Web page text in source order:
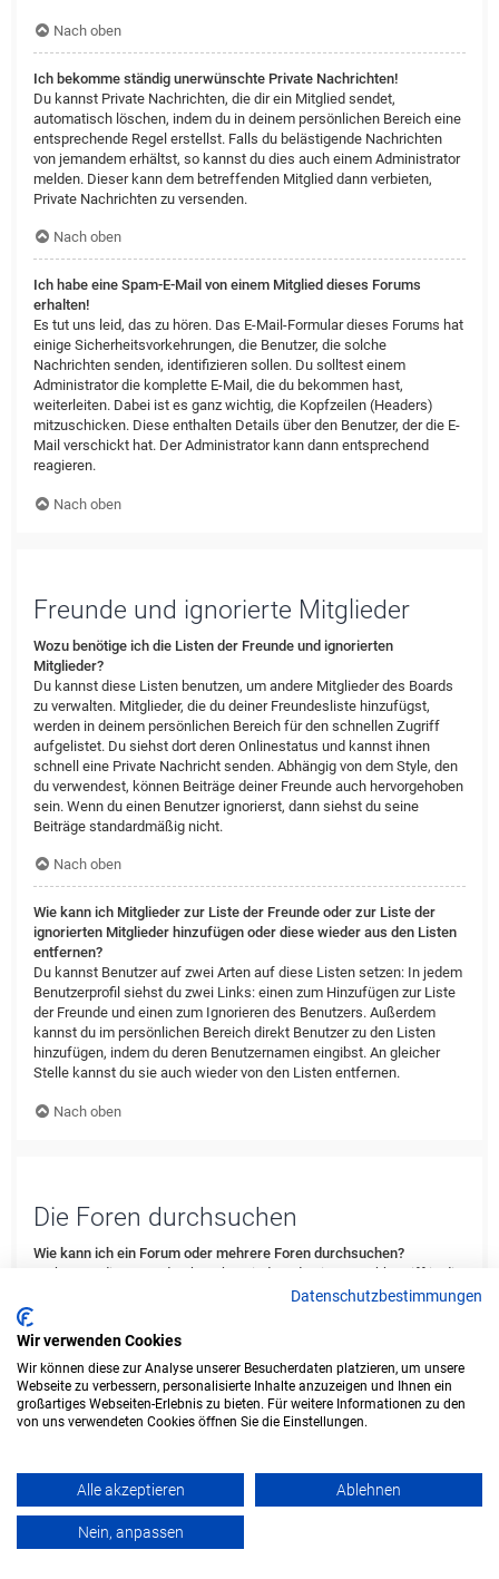
Nach oben
Ich bekomme ständig unerwünschte Private Nachrichten!
Du kannst Private Nachrichten, die dir ein Mitglied sendet,
automatisch löschen, indem du in deinem persönlichen Bereich eine
entsprechende Regel erstellst. Falls du belästigende Nachrichten
von jemandem erhältst, so kannst du dies auch einem Administrator
melden. Dieser kann dem betreffenden Mitglied dann verbieten,
Private Nachrichten zu versenden.
Nach oben
Ich habe eine Spam-E-Mail von einem Mitglied dieses Forums
erhalten!
Es tut uns leid, das zu hören. Das E-Mail-Formular dieses Forums hat
einige Sicherheitsvorkehrungen, die Benutzer, die solche
Nachrichten senden, identifizieren sollen. Du solltest einem
Administrator die komplette E-Mail, die du bekommen hast,
weiterleiten. Dabei ist es ganz wichtig, die Kopfzeilen (Headers)
mitzuschicken. Diese enthalten Details über den Benutzer, der die E-
Mail verschickt hat. Der Administrator kann dann entsprechend
reagieren.
Nach oben
Freunde und ignorierte Mitglieder
Wozu benötige ich die Listen der Freunde und ignorierten
Mitglieder?
Du kannst diese Listen benutzen, um andere Mitglieder des Boards
zu verwalten. Mitglieder, die du deiner Freundesliste hinzufügst,
werden in deinem persönlichen Bereich für den schnellen Zugriff
aufgelistet. Du siehst dort deren Onlinestatus und kannst ihnen
schnell eine Private Nachricht senden. Abhängig von dem Style, den
du verwendest, können Beiträge deiner Freunde auch hervorgehoben
sein. Wenn du einen Benutzer ignorierst, dann siehst du seine
Beiträge standardmäßig nicht.
Nach oben
Wie kann ich Mitglieder zur Liste der Freunde oder zur Liste der
ignorierten Mitglieder hinzufügen oder diese wieder aus den Listen
entfernen?
Du kannst Benutzer auf zwei Arten auf diese Listen setzen: In jedem
Benutzerprofil siehst du zwei Links: einen zum Hinzufügen zur Liste
der Freunde und einen zum Ignorieren des Benutzers. Außerdem
kannst du im persönlichen Bereich direkt Benutzer zu den Listen
hinzufügen, indem du deren Benutzernamen eingibst. An gleicher
Stelle kannst du sie auch wieder von den Listen entfernen.
Nach oben
Die Foren durchsuchen
Wie kann ich ein Forum oder mehrere Foren durchsuchen?
Du kannst die Foren durchsuchen, indem du einen Suchbegriff in die
Suchbox eingibst, die du in der Foren-Übersicht, der Foren- oder
indem du den „Erweiterte Suche“-Link anklickst, der von jeder Seite
Nach oben
zu viele gängige Wörter, welche von phpBB nicht indiziert werden.
Stelle eine spezifischere Anfrage und benutze die Optionen, die dir
die erweiterte Suche bietet. Außerdem ist es natürlich auch möglich,
dass dein(e) Suchbegriff(e) hier nirgends im Forum verwendet
Datenschutzbestimmungen
Wir verwenden Cookies
Wir können diese zur Analyse unserer Besucherdaten platzieren, um unsere
Webseite zu verbessern, personalisierte Inhalte anzuzeigen und Ihnen ein
großartiges Webseiten-Erlebnis zu bieten. Für weitere Informationen zu den
von uns verwendeten Cookies öffnen Sie die Einstellungen.
Alle akzeptieren Ablehnen
Nein, anpassen